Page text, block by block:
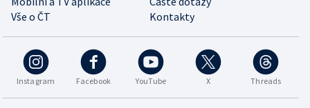
Vše o ČT
Kontakty
Instagram Facebook YouTube X Threads